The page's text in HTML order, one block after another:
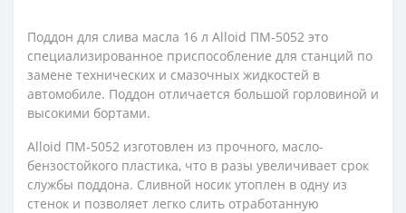
Поддон для слива масла 16 л Alloid ПМ-5052 это
специализированное приспособление для станций по
замене технических и смазочных жидкостей в
автомобиле. Поддон отличается большой горловиной и
высокими бортами.
Alloid ПМ-5052 изготовлен из прочного, масло-
бензостойкого пластика, что в разы увеличивает срок
службы поддона. Сливной носик утоплен в одну из
стенок и позволяет легко слить отработанную